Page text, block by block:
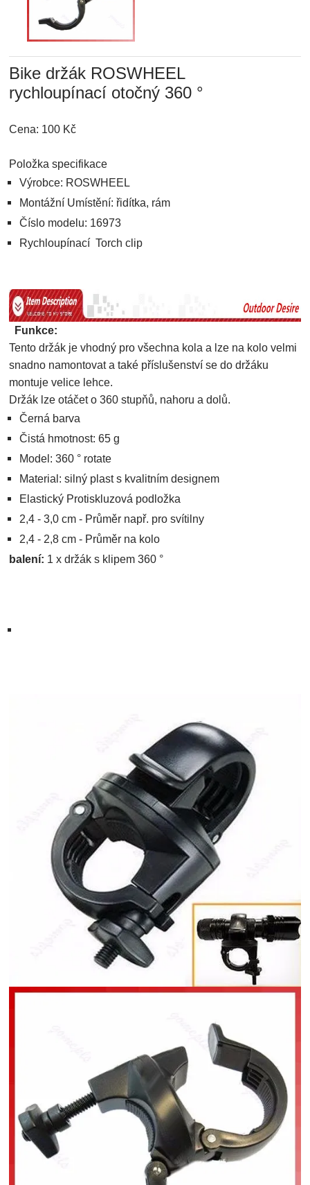
Bike držák ROSWHEEL
rychloupínací otočný 360 °
Cena: 100 Kč
Položka specifikace
Výrobce: ROSWHEEL
Montážní Umístění: řidítka, rám
Číslo modelu: 16973
Rychloupínací Torch clip
Funkce:
Tento držák je vhodný pro všechna kola a lze na kolo velmi
snadno namontovat a také příslušenství se do držáku
montuje velice lehce.
Držák lze otáčet o 360 stupňů, nahoru a dolů.
Černá barva
Čistá hmotnost: 65 g
Model: 360 ° rotate
Material: silný plast s kvalitním designem
Elastický Protiskluzová podložka
2,4 - 3,0 cm - Průměr např. pro svítilny
2,4 - 2,8 cm - Průměr na kolo
balení: 1 x držák s klipem 360 °